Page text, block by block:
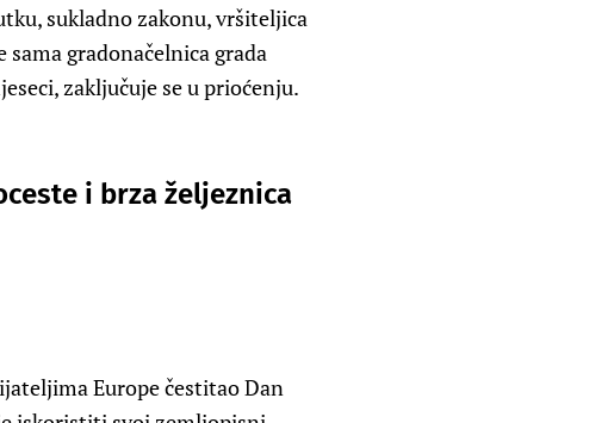
sukladno zakonu, vršiteljica
gradonačelnica grada
zaključuje se u prioćenju.
i brza željeznica
Europe čestitao Dan